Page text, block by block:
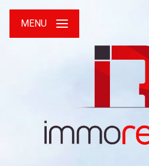
MENU